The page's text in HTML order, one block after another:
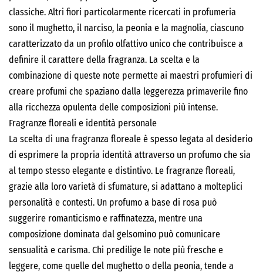
classiche. Altri fiori particolarmente ricercati in profumeria
sono il mughetto, il narciso, la peonia e la magnolia, ciascuno
caratterizzato da un profilo olfattivo unico che contribuisce a
definire il carattere della fragranza. La scelta e la
combinazione di queste note permette ai maestri profumieri di
creare profumi che spaziano dalla leggerezza primaverile fino
alla ricchezza opulenta delle composizioni più intense.
Fragranze floreali e identità personale
La scelta di una fragranza floreale è spesso legata al desiderio
di esprimere la propria identità attraverso un profumo che sia
al tempo stesso elegante e distintivo. Le fragranze floreali,
grazie alla loro varietà di sfumature, si adattano a molteplici
personalità e contesti. Un profumo a base di rosa può
suggerire romanticismo e raffinatezza, mentre una
composizione dominata dal gelsomino può comunicare
sensualità e carisma. Chi predilige le note più fresche e
leggere, come quelle del mughetto o della peonia, tende a